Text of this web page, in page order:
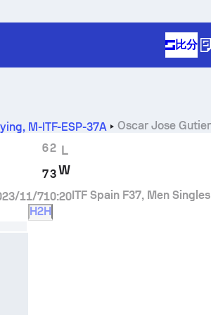
比分
M-ITF-ESP-37A Oscar Jose
6
7
2
3
L
W
11/710:20ITF Spain F37, Men Singles
H2H